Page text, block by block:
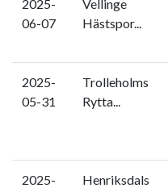
2025-
06-07
Vellinge
Hästspor...
2025-
05-31
Trolleholms
Rytta...
2025-
Henriksdals